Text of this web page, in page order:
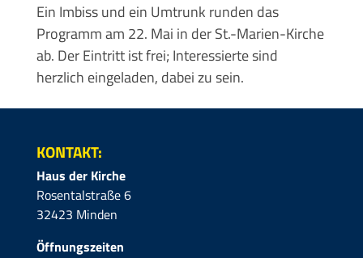
Ein Imbiss und ein Umtrunk runden das
Programm am 22. Mai in der St.-Marien-Kirche
ab. Der Eintritt ist frei; Interessierte sind
herzlich eingeladen, dabei zu sein.
KONTAKT:
Haus der Kirche
Rosentalstraße 6
32423 Minden
Öffnungszeiten